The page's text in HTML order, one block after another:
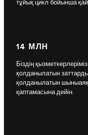
тұйық цикл бойынша
14 МЛН
Біздің
қолданылатын
қолданылатын
қаптамасына дейін.